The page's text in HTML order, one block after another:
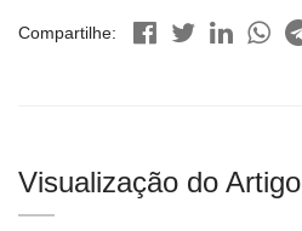
Compartilhe:
Visualização do Artigo